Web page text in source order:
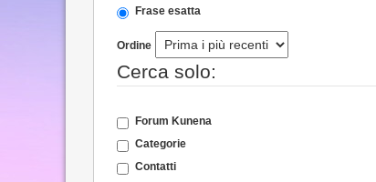
Frase esatta
Ordine
Cerca solo:
Forum Kunena
Categorie
Contatti